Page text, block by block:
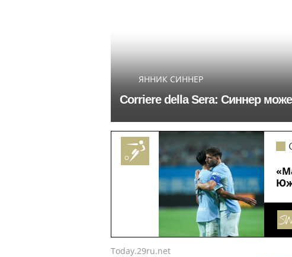
ЯННИК СИННЕР
Corriere della Sera: Синнер
Today.29ru.net